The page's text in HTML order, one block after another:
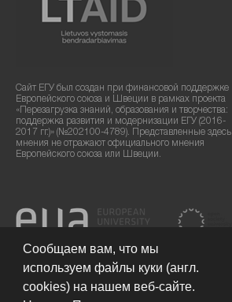
Сайт ЕГУ был создан при финансовой поддержке
Европейского союза и Швеции в рамках проекта
«Перезагрузка знаний, образования и творчества:
поддержка развития и модернизации ЕГУ (2016-
2017 гг.)» (№202100-4789). Представленные здесь
мнения не отражают официального мнения
Европейского союза или Швеции.
Сообщаем вам, что мы
используем файлы куки (англ.
cookies) на нашем веб-сайте.